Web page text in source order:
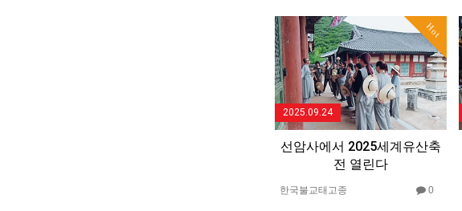
Hot
2025.09.24
선암사에서 2025세계유산축
전 열린다
한국불교태고종 0